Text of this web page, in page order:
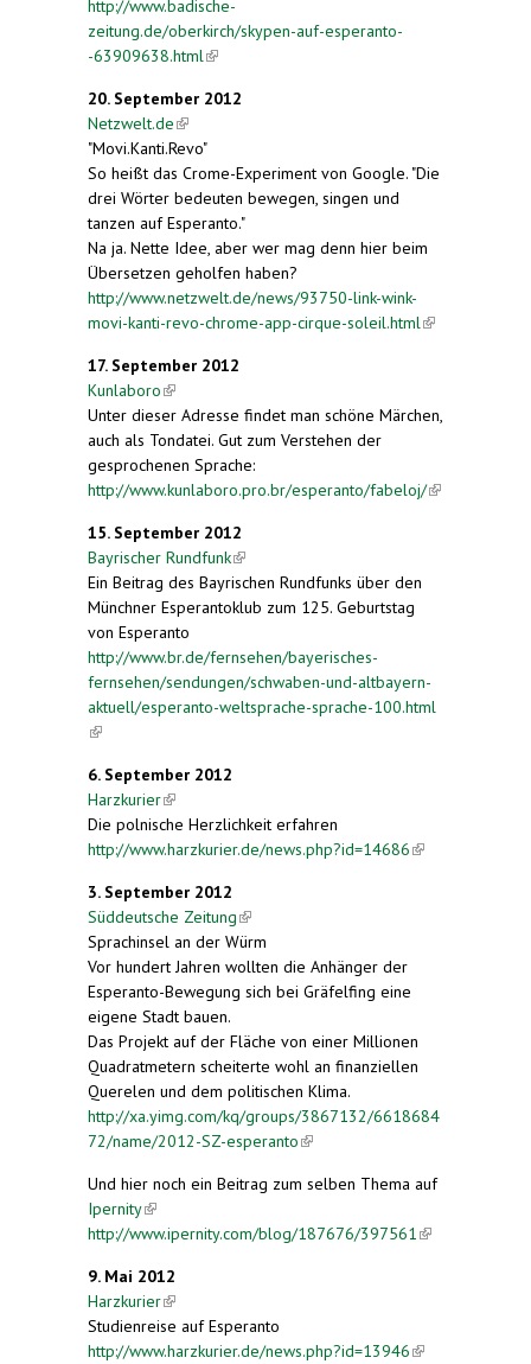
http://www.badische-
zeitung.de/oberkirch/skypen-auf-esperanto-
-63909638.html (link is external)
20. September 2012
Netzwelt.de(link is external)
"Movi.Kanti.Revo"
So heißt das Crome-Experiment von Google. "Die
drei Wörter bedeuten bewegen, singen und
tanzen auf Esperanto."
Na ja. Nette Idee, aber wer mag denn hier beim
Übersetzen geholfen haben?
http://www.netzwelt.de/news/93750-link-wink-
movi-kanti-revo-chrome-app-cirque-soleil.html (link is
17. September 2012
Kunlaboro(link is external)
Unter dieser Adresse findet man schöne Märchen,
auch als Tondatei. Gut zum Verstehen der
gesprochenen Sprache:
http://www.kunlaboro.pro.br/esperanto/fabeloj/(link is
15. September 2012
Bayrischer Rundfunk(link is external)
Ein Beitrag des Bayrischen Rundfunks über den
Münchner Esperantoklub zum 125. Geburtstag
von Esperanto
http://www.br.de/fernsehen/bayerisches-
fernsehen/sendungen/schwaben-und-altbayern-
aktuell/esperanto-weltsprache-sprache-100.html
(link is external)
6. September 2012
Harzkurier(link is external)
Die polnische Herzlichkeit erfahren
http://www.harzkurier.de/news.php?id=14686(link is
3. September 2012
Süddeutsche Zeitung(link is external)
Sprachinsel an der Würm
Vor hundert Jahren wollten die Anhänger der
Esperanto-Bewegung sich bei Gräfelfing eine
eigene Stadt bauen.
Das Projekt auf der Fläche von einer Millionen
Quadratmetern scheiterte wohl an finanziellen
Querelen und dem politischen Klima.
http://xa.yimg.com/kq/groups/3867132/6618684
72/name/2012-SZ-esperanto(link is external)
Und hier noch ein Beitrag zum selben Thema auf
Ipernity(link is external)
http://www.ipernity.com/blog/187676/397561 (link is
9. Mai 2012
Harzkurier(link is external)
Studienreise auf Esperanto
http://www.harzkurier.de/news.php?id=13946(link is